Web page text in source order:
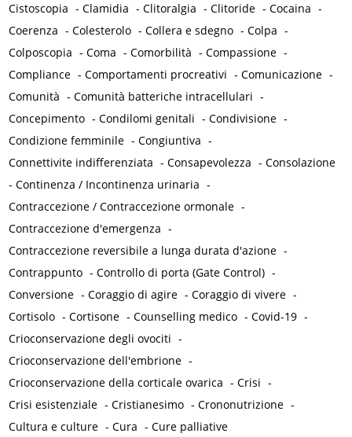
Cistoscopia -Clamidia -Clitoralgia -Clitoride -Cocaina -
Coerenza -Colesterolo -Collera e sdegno -Colpa -
Colposcopia -Coma -Comorbilità -Compassione -
Compliance -Comportamenti procreativi -Comunicazione -
Comunità -Comunità batteriche intracellulari -
Concepimento -Condilomi genitali -Condivisione -
Condizione femminile -Congiuntiva -
Connettivite indifferenziata -Consapevolezza -Consolazione
-Continenza / Incontinenza urinaria -
Contraccezione / Contraccezione ormonale -
Contraccezione d'emergenza -
Contraccezione reversibile a lunga durata d'azione -
Contrappunto -Controllo di porta (Gate Control) -
Conversione -Coraggio di agire -Coraggio di vivere -
Cortisolo -Cortisone -Counselling medico -Covid-19 -
Crioconservazione degli ovociti -
Crioconservazione dell'embrione -
Crioconservazione della corticale ovarica -Crisi -
Crisi esistenziale -Cristianesimo -Crononutrizione -
Cultura e culture -Cura -Cure palliative